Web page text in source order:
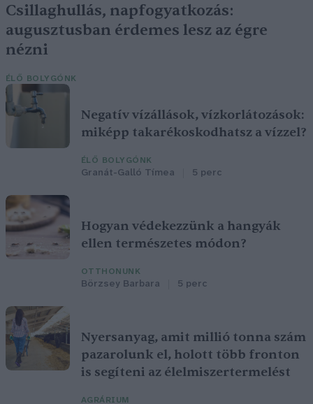
Csillaghullás, napfogyatkozás:
augusztusban érdemes lesz az égre
nézni
ÉLŐ BOLYGÓNK
Negatív vízállások, vízkorlátozások:
miképp takarékoskodhatsz a vízzel?
ÉLŐ BOLYGÓNK
Granát-Galló Tímea 5 perc
Hogyan védekezzünk a hangyák
ellen természetes módon?
OTTHONUNK
Börzsey Barbara 5 perc
Nyersanyag, amit millió tonna szám
pazarolunk el, holott több fronton
is segíteni az élelmiszertermelést
AGRÁRIUM